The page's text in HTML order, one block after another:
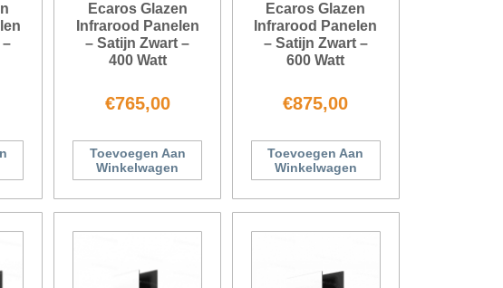
–
Ecaros Glazen
Infrarood Panelen
– Satijn Zwart –
400 Watt
€765,00
Toevoegen Aan
Winkelwagen
Ecaros Glazen
Infrarood Panelen
– Satijn Zwart –
600 Watt
€875,00
Toevoegen Aan
Winkelwagen